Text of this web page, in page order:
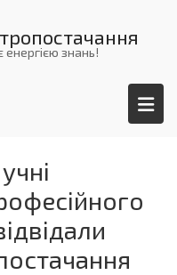
знань!